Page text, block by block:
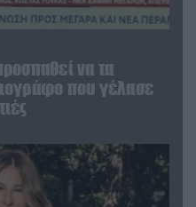
να τα
που γέλασε